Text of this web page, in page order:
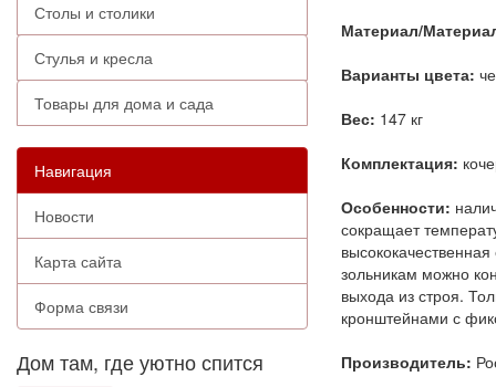
Столы и столики
Стулья и кресла
Товары для дома и сада
Навигация
Новости
Карта сайта
Форма связи
Дом там, где уютно спится
Материал/
Варианты цвета:
Вес: 147 кг
Комплектация:
Особенности:
сокращает
зольникам можно
выхода из строя.
кронштейнами с
Производитель: